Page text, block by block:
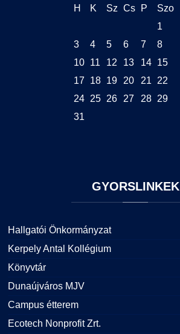
H K Sz Cs P Szo
1
3
4 5 6 7 8
10
11 12 13 14 15
17
18 19 20 21 22
24
25 26 27 28 29
31
GYORSLINKEK
Hallgatói Önkormányzat
Kerpely Antal Kollégium
Könyvtár
Dunaújváros MJV
Campus étterem
Ecotech Nonprofit Zrt.